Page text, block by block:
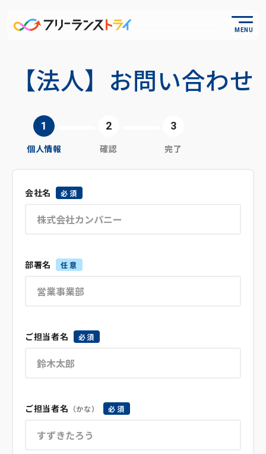
MENU
【法人】お問い合わせ
個人情報 確認 完了
会社名 必須
部署名 任意
ご担当者名 必須
ご担当者名 （かな） 必須